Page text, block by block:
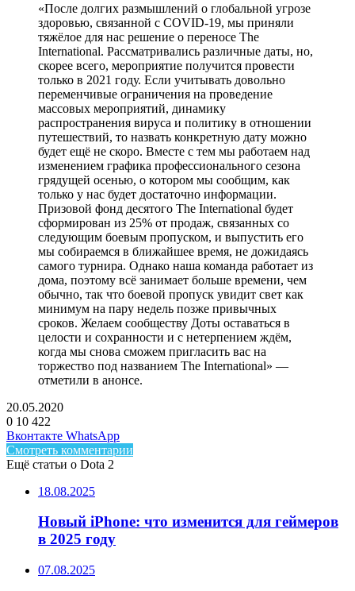
«После долгих размышлений о глобальной угрозе
здоровью, связанной с COVID-19, мы приняли
тяжёлое для нас решение о переносе The
International. Рассматривались различные даты, но,
скорее всего, мероприятие получится провести
только в 2021 году. Если учитывать довольно
переменчивые ограничения на проведение
массовых мероприятий, динамику
распространения вируса и политику в отношении
путешествий, то назвать конкретную дату можно
будет ещё не скоро. Вместе с тем мы работаем над
изменением графика профессионального сезона
грядущей осенью, о котором мы сообщим, как
только у нас будет достаточно информации.
Призовой фонд десятого The International будет
сформирован из 25% от продаж, связанных со
следующим боевым пропуском, и выпустить его
мы собираемся в ближайшее время, не дожидаясь
самого турнира. Однако наша команда работает из
дома, поэтому всё занимает больше времени, чем
обычно, так что боевой пропуск увидит свет как
минимум на пару недель позже привычных
сроков. Желаем сообществу Доты оставаться в
целости и сохранности и с нетерпением ждём,
когда мы снова сможем пригласить вас на
торжество под названием The International» —
отметили в анонсе.
20.05.2020
0 10 422
Facebook
Twitter
LinkedIn
Вконтакте WhatsAppTelegram
Смотреть комментарии
Ещё статьи о Dota 2
18.08.2025
Новый iPhone: что изменится для геймеров
в 2025 году
07.08.2025